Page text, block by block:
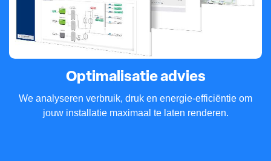
Optimalisatie advies
We analyseren verbruik, druk en energie-efficiëntie om
jouw installatie maximaal te laten renderen.